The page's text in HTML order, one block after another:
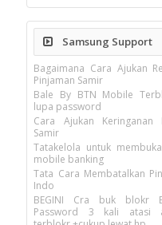
Samsung Support
Bagaimana Cara Ajukan
Pinjaman Samir
Bale By BTN Mobile
lupa password
Cara Ajukan Keringanan
Samir
Tatakelola untuk
mobile banking
Tata Cara Membatalkan
Indo
BEGINI Cra buk blokr
Password 3 kali atasi